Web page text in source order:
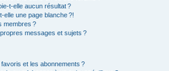
t-elle aucun résultat ?
elle une page blanche ?!
membres ?
messages et sujets ?
et les abonnements ?